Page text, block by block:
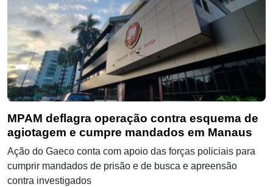
MPAM deflagra operação contra esquema de
agiotagem e cumpre mandados em Manaus
Ação do Gaeco conta com apoio das forças policiais para
cumprir mandados de prisão e de busca e apreensão
contra investigados